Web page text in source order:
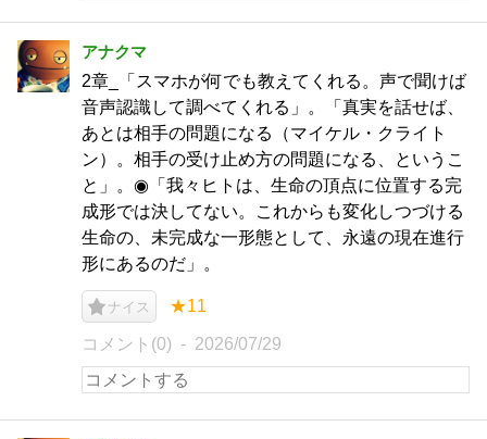
アナクマ
2章_「スマホが何でも教えてくれる。声で聞けば
音声認識して調べてくれる」。「真実を話せば、
あとは相手の問題になる（マイケル・クライト
ン）。相手の受け止め方の問題になる、というこ
と」。◉「我々ヒトは、生命の頂点に位置する完
成形では決してない。これからも変化しつづける
生命の、未完成な一形態として、永遠の現在進行
形にあるのだ」。
ナイス ★11
コメント(0) 2026/07/29